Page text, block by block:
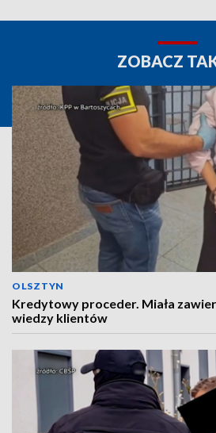
ZOBACZ
OLSZTYN
Kredytowy proceder. Miała
wiedzy klientów